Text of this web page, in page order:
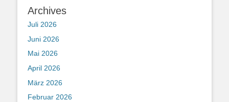
Archives
Juli 2026
Juni 2026
Mai 2026
April 2026
März 2026
Februar 2026